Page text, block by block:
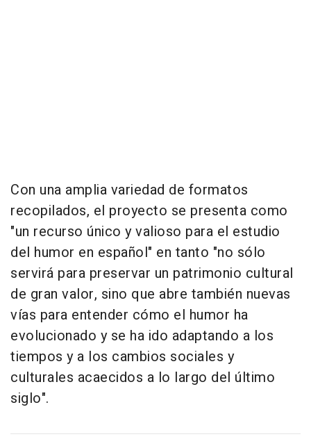
Con una amplia variedad de formatos
recopilados, el proyecto se presenta como
"un recurso único y valioso para el estudio
del humor en español" en tanto "no sólo
servirá para preservar un patrimonio cultural
de gran valor, sino que abre también nuevas
vías para entender cómo el humor ha
evolucionado y se ha ido adaptando a los
tiempos y a los cambios sociales y
culturales acaecidos a lo largo del último
siglo".